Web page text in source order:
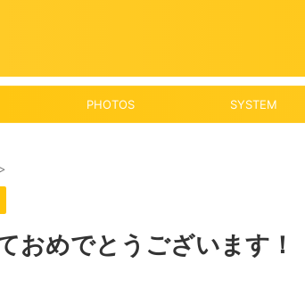
PHOTOS SYSTEM
>
おめでとうございます！